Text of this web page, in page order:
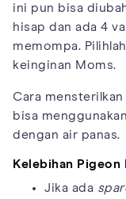
ini pun bisa
hisap dan ada 4
memompa.
keinginan Moms.
Cara
bisa
dengan air panas.
Kelebihan Pigeon
Jika ada